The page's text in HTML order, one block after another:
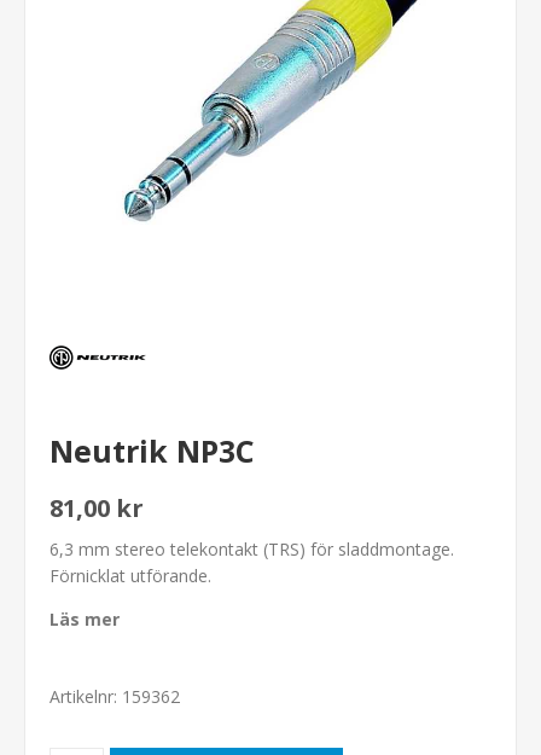
Neutrik NP3C
81,00 kr
6,3 mm stereo telekontakt (TRS) för sladdmontage.
Förnicklat utförande.
Läs mer
Artikelnr: 159362